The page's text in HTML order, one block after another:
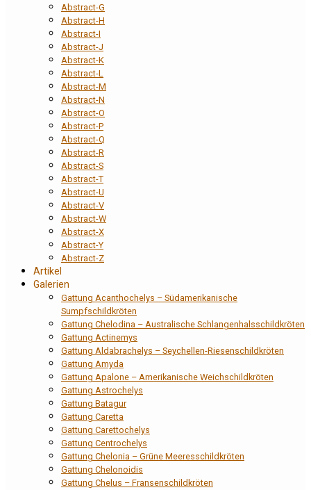
Abstract-G
Abstract-H
Abstract-I
Abstract-J
Abstract-K
Abstract-L
Abstract-M
Abstract-N
Abstract-O
Abstract-P
Abstract-Q
Abstract-R
Abstract-S
Abstract-T
Abstract-U
Abstract-V
Abstract-W
Abstract-X
Abstract-Y
Abstract-Z
Artikel
Galerien
Gattung Acanthochelys – Südamerikanische
Sumpfschildkröten
Gattung Chelodina – Australische Schlangenhalsschildkröten
Gattung Actinemys
Gattung Aldabrachelys – Seychellen-Riesenschildkröten
Gattung Amyda
Gattung Apalone – Amerikanische Weichschildkröten
Gattung Astrochelys
Gattung Batagur
Gattung Caretta
Gattung Carettochelys
Gattung Centrochelys
Gattung Chelonia – Grüne Meeresschildkröten
Gattung Chelonoidis
Gattung Chelus – Fransenschildkröten